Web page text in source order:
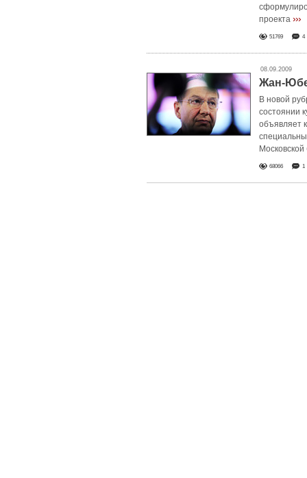
проекта ›››
51769 4
08.09.2009
Жан-
В новой
состоянии
объявляет
68066 1